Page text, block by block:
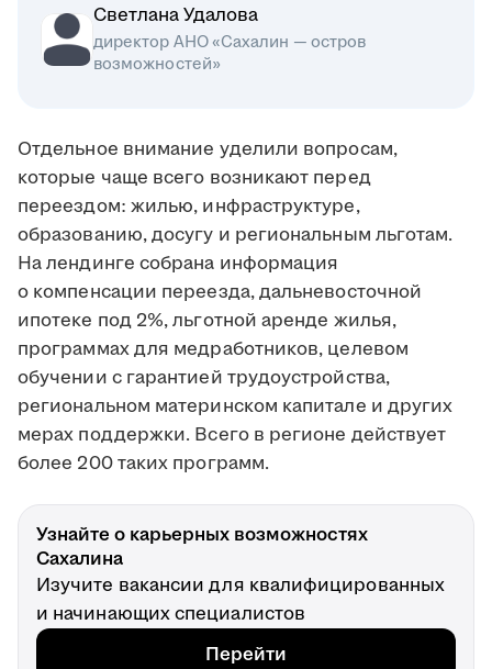
Светлана Удалова
директор АНО «Сахалин — остров
возможностей»
Отдельное внимание уделили вопросам,
которые чаще всего возникают перед
переездом: жилью, инфраструктуре,
образованию, досугу и региональным льготам.
На лендинге собрана информация
о компенсации переезда, дальневосточной
ипотеке под 2%, льготной аренде жилья,
программах для медработников, целевом
обучении с гарантией трудоустройства,
региональном материнском капитале и других
мерах поддержки. Всего в регионе действует
более 200 таких программ.
Узнайте о карьерных возможностях
Сахалина
Изучите вакансии для квалифицированных
и начинающих специалистов
Перейти